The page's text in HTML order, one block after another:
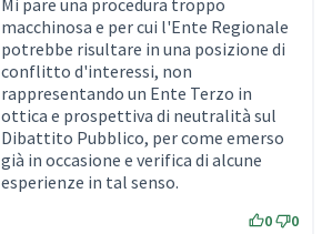
Mi pare una procedura troppo
macchinosa e per cui l'Ente Regionale
potrebbe risultare in una posizione di
conflitto d'interessi, non
rappresentando un Ente Terzo in
ottica e prospettiva di neutralità sul
Dibattito Pubblico, per come emerso
già in occasione e verifica di alcune
esperienze in tal senso.
0 0